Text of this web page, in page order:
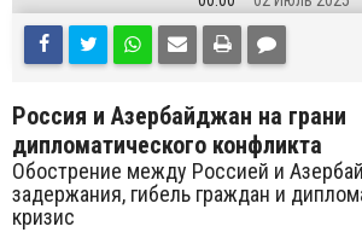
Россия и Азербайджан на грани
дипломатического конфликта
Обострение между Россией и
задержания, гибель граждан и
кризис